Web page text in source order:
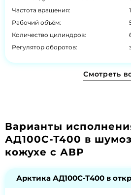
Частота вращения:
Рабочий объём:
Количество цилиндров:
Регулятор оборотов:
Смотреть
Варианты
АД100С-Т400 в
кожухе с АВР
Арктика АД100С-Т400 в